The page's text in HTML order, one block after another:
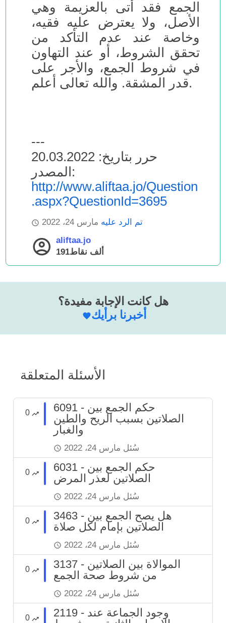
الجمع فقد أتى بالعزيمة وهي
الأصل، ولا يعترض عليه فقيه،
وخاصة عند عدم التأكد من
تحقق الشروط، أو عند التهاون
في شروط الجمع، والأجر على
قدر المشقة. والله تعالى أعلم.
---
حرر بتاريخ: 20.03.2022
المصدر:
http://www.aliftaa.jo/Question
.aspx?QuestionId=3695
تم الرد عليه مارس 24، 2022
aliftaa.jo
191ألف نقاط
هل كانت الإجابة مفيدة؟
أخبرنا برأيك
الأسئلة المتعلقة
0
6091 - حكم الجمع بين
الصلاتين بسبب الريح والطين
والغبار
سُئل مارس 24، 2022
0
6031 - حكم الجمع بين
الصلاتين لعذر المرض
سُئل مارس 24، 2022
0
3463 - هل يصح الجمع بين
الصلاتين بإمام لكل صلاة
سُئل مارس 24، 2022
0
3137 - الموالاة بين الصلاتين
من شروط صحة الجمع
سُئل مارس 24، 2022
0
2119 - وجود الجماعة عند